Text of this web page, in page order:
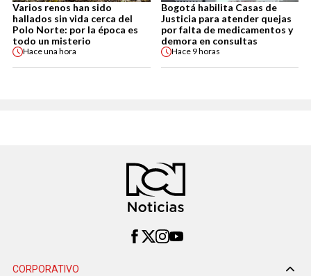
Varios renos han sido
hallados sin vida cerca del
Polo Norte: por la época es
todo un misterio
Haceuna hora
Bogotá habilita Casas de
Justicia para atender quejas
por falta de medicamentos y
demora en consultas
Hace 9 horas
CORPORATIVO